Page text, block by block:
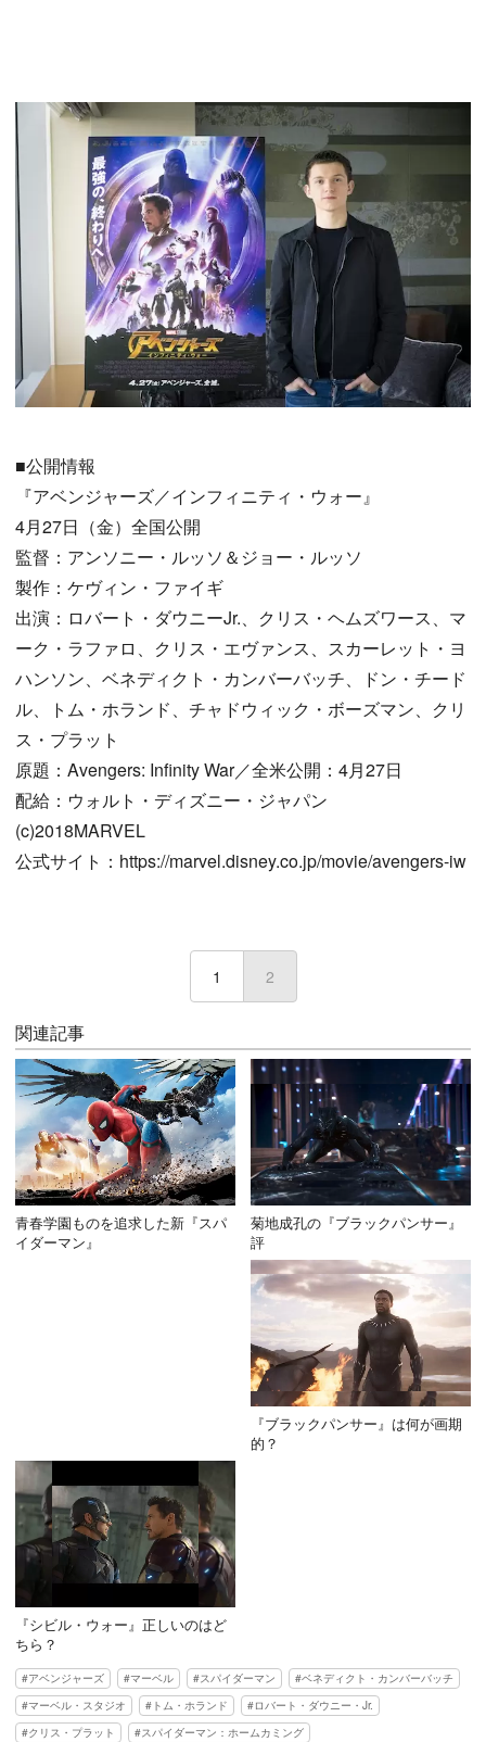
■公開情報
『アベンジャーズ／インフィニティ・ウォー』
4月27日（金）全国公開
監督：アンソニー・ルッソ＆ジョー・ルッソ
製作：ケヴィン・ファイギ
出演：ロバート・ダウニーJr.、クリス・ヘムズワース、マ
ーク・ラファロ、クリス・エヴァンス、スカーレット・ヨ
ハンソン、ベネディクト・カンバーバッチ、ドン・チード
ル、トム・ホランド、チャドウィック・ボーズマン、クリ
ス・プラット
原題：Avengers: Infinity War／全米公開：4月27日
配給：ウォルト・ディズニー・ジャパン
(c)2018MARVEL
公式サイト：https://marvel.disney.co.jp/movie/avengers-iw
1 2
関連記事
青春学園ものを追求した新『スパ
イダーマン』
菊地成孔の『ブラックパンサー』
評
『ブラックパンサー』は何が画期
的？
『シビル・ウォー』正しいのはど
ちら？
アベンジャーズ マーベル スパイダーマン
ベネディクト・カンバーバッチ
マーベル・スタジオ
トム・ホランド
ロバート・ダウニー・Jr.
クリス・プラット
スパイダーマン：ホームカミング